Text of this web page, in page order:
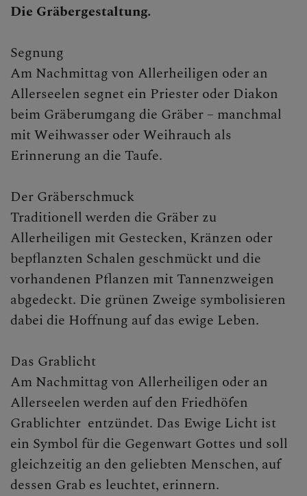
Die Gräbergestaltung.
Segnung
Am Nachmittag von Allerheiligen oder an
Allerseelen segnet ein Priester oder Diakon
beim Gräberumgang die Gräber – manchmal
mit Weihwasser oder Weihrauch als
Erinnerung an die Taufe.
Der Gräberschmuck
Traditionell werden die Gräber zu
Allerheiligen mit Gestecken, Kränzen oder
bepflanzten Schalen geschmückt und die
vorhandenen Pflanzen mit Tannenzweigen
abgedeckt. Die grünen Zweige symbolisieren
dabei die Hoffnung auf das ewige Leben.
Das Grablicht
Am Nachmittag von Allerheiligen oder an
Allerseelen werden auf den Friedhöfen
Grablichter entzündet. Das Ewige Licht ist
ein Symbol für die Gegenwart Gottes und soll
gleichzeitig an den geliebten Menschen, auf
dessen Grab es leuchtet, erinnern.